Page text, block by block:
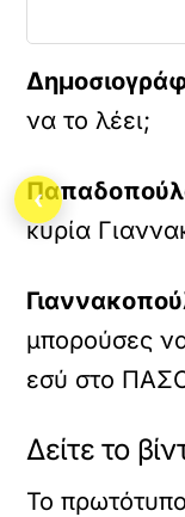
να το λέει;
κυρία
μπορούσες
εσύ στο
Δείτε το
Το
‹